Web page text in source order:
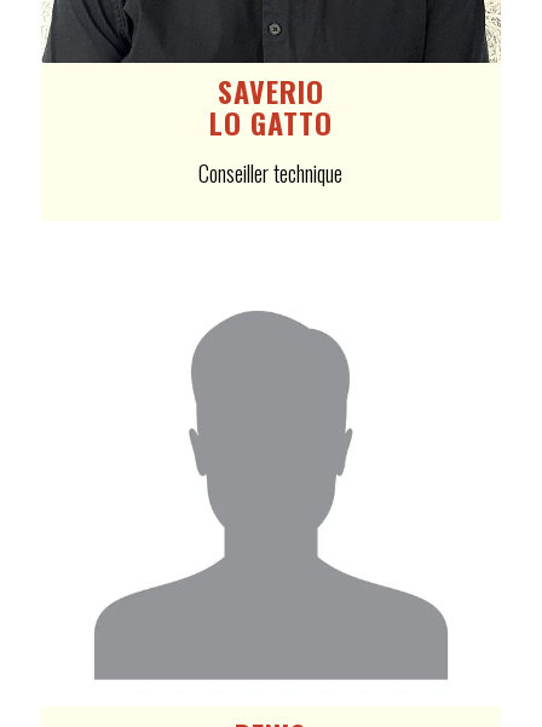
SAVERIO
LO GATTO
Conseiller technique